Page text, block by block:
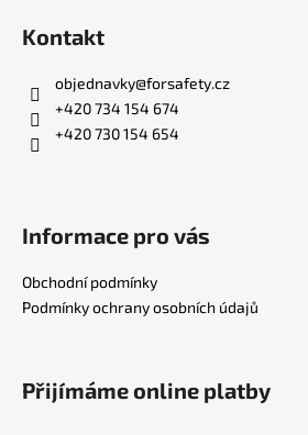
Kontakt
objednavky@forsafety.cz
+420 734 154 674
+420 730 154 654
Informace pro vás
Obchodní podmínky
Podmínky ochrany osobních údajů
Přijímáme online platby